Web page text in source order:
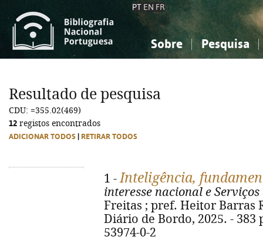
PT EN FR
Sobre Pesquisa
Ciências sociais...
Ciências sociais...
Resultado de pesquisa
CDU: =355.02(469)
12 registos encontrados
ADICIONAR TODOS RETIRAR TODOS
1 -Inteligência,
interesse nacional e
Freitas ; pref. Heitor Barras
Diário de Bordo, 2025. - 383
53974-0-2